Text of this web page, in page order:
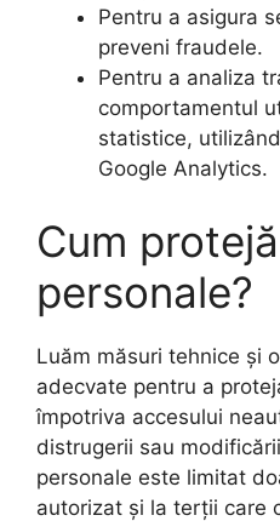
Pentru a asigura
preveni fraudele.
Pentru a analiza
comportamentul
statistice,
Google Analytics.
Cum
personale?
Luăm măsuri tehnice și
adecvate pentru a
împotriva accesului
distrugerii sau
personale este limitat
autorizat și la terții care